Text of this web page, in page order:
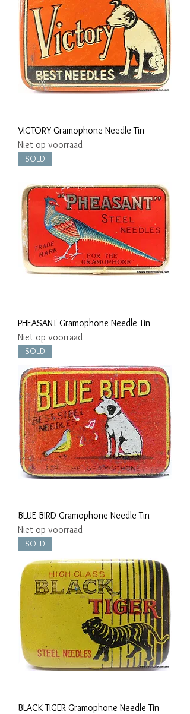
VICTORY Gramophone Needle Tin
Niet op voorraad
SOLD
PHEASANT Gramophone Needle Tin
Niet op voorraad
SOLD
BLUE BIRD Gramophone Needle Tin
Niet op voorraad
SOLD
BLACK TIGER Gramophone Needle Tin